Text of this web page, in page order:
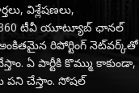
విశ్లేషణలు,
టీవీ యూట్యూబ్ ఛానల్
అంకితమైన రిపోర్టింగ్ నెట్‌వర్క్‌తో
ఏ పార్టీకి కొమ్ము కాకుండా,
పని చేస్తాం. సోషల్